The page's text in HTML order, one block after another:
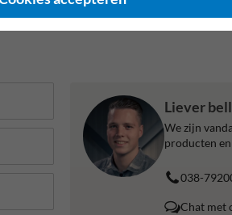
Liever
We zijn
producten
038-
Chat met